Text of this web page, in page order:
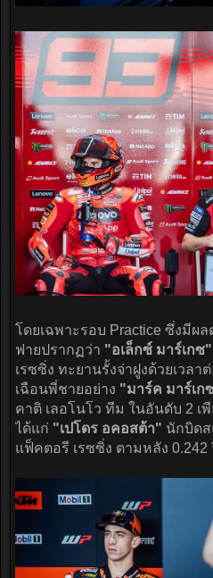
โดยเฉพาะรอบ Practice ซึ่งมีผ
ฟายปรากฏว่า "อเล็กซ์ มาร์เกซ"
เรซซิ่ง ทะยานรั้งจ่าฝูงด้วยเวล
เฉือนพี่ชายอย่าง "มาร์ค มาร์เก
คาติ เลอโนโว ทีม ในอันดับ 2 เ
ได้แก่ "เปโดร อคอสต้า" นักบิดส
แฟ็คตอรี เรซซิ่ง ตามหลัง 0.242